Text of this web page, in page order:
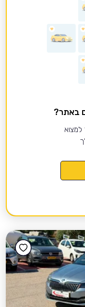
באתר?
למצוא